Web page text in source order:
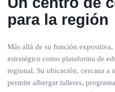
para la región
Más allá de su función
estratégico como plataforma de
regional. Su ubicación, cercana a
permite albergar talleres,